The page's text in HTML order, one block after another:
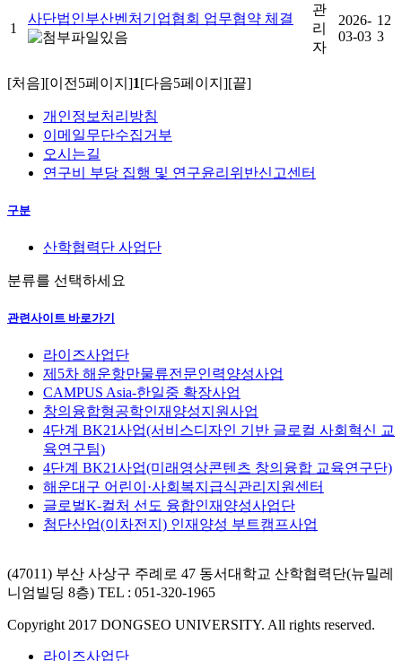
1
사단법인부산벤처기업협회 업무협약 체결
관
리
자
2026-
03-03
12
3
[처음][이전5페이지]1[다음5페이지][끝]
개인정보처리방침
이메일무단수집거부
오시는길
연구비 부당 집행 및 연구윤리위반신고센터
구분
산학협력단 사업단
분류를 선택하세요
관련사이트 바로가기
라이즈사업단
제5차 해운항만물류전문인력양성사업
CAMPUS Asia-한일중 확장사업
창의융합형공학인재양성지원사업
4단계 BK21사업(서비스디자인 기반 글로컬 사회혁신 교
육연구팀)
4단계 BK21사업(미래영상콘텐츠 창의융합 교육연구단)
해운대구 어린이·사회복지급식관리지원센터
글로벌K-컬처 선도 융합인재양성사업단
첨단산업(이차전지) 인재양성 부트캠프사업
(47011) 부산 사상구 주례로 47 동서대학교 산학협력단(뉴밀레
니엄빌딩 8층) TEL : 051-320-1965
Copyright 2017 DONGSEO UNIVERSITY. All rights reserved.
라이즈사업단